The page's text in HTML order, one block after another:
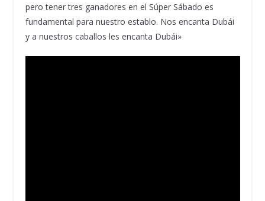
pero tener tres ganadores en el Súper Sábado es
fundamental para nuestro establo. Nos encanta Dubái
y a nuestros caballos les encanta Dubái»